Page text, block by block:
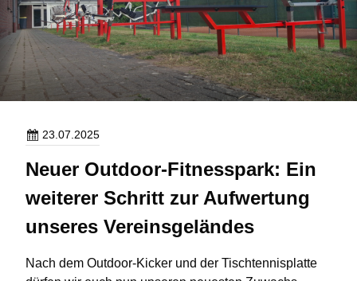
23.07.2025
Neuer Outdoor-Fitnesspark: Ein
weiterer Schritt zur Aufwertung
unseres Vereinsgeländes
Nach dem Outdoor-Kicker und der Tischtennisplatte